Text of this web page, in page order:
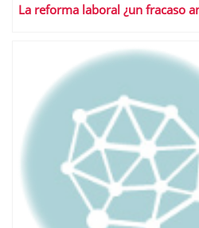
La reforma laboral ¿un fracaso